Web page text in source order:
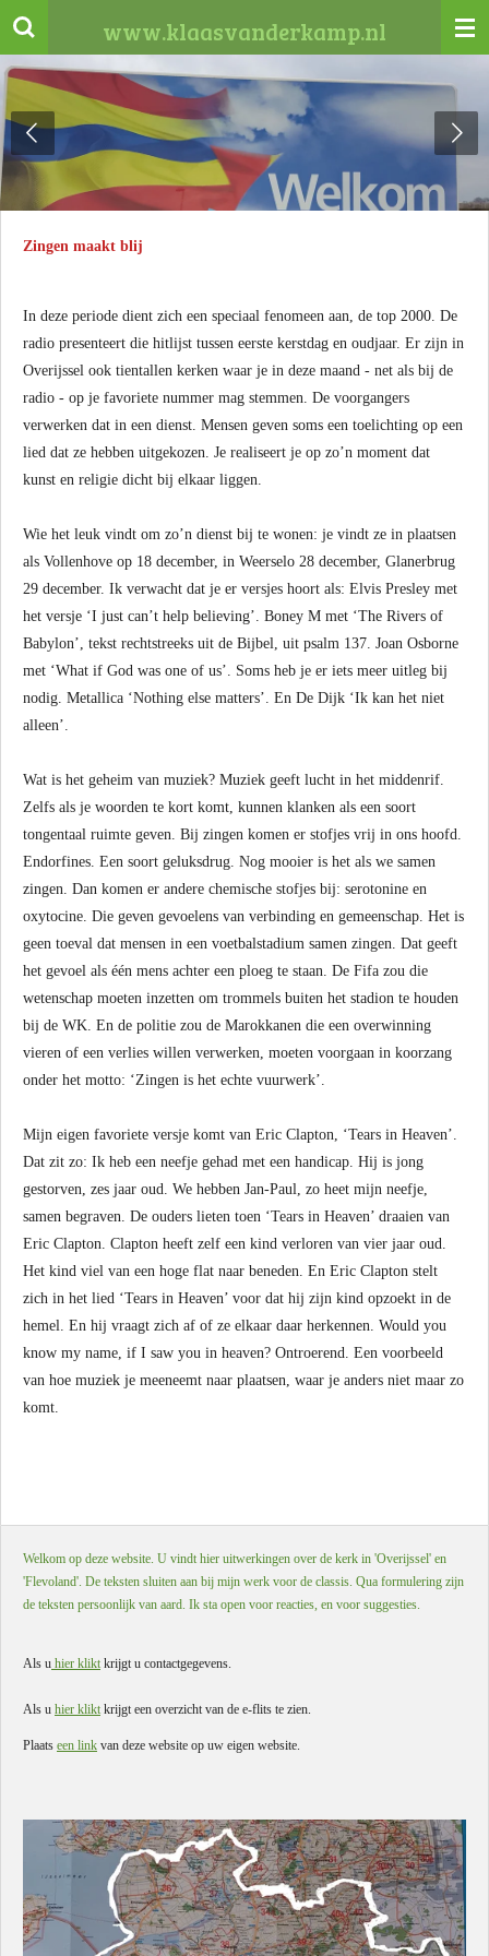
Ga
naar
hoofdinhoud
www.klaasvanderkamp.nl
Zingen maakt blij
In deze periode dient zich een speciaal fenomeen aan, de top 2000. De
radio presenteert die hitlijst tussen eerste kerstdag en oudjaar. Er zijn in
Overijssel ook tientallen kerken waar je in deze maand - net als bij de
radio - op je favoriete nummer mag stemmen. De voorgangers
verwerken dat in een dienst. Mensen geven soms een toelichting op een
lied dat ze hebben uitgekozen. Je realiseert je op zo’n moment dat
kunst en religie dicht bij elkaar liggen.
Wie het leuk vindt om zo’n dienst bij te wonen: je vindt ze in plaatsen
als Vollenhove op 18 december, in Weerselo 28 december, Glanerbrug
29 december. Ik verwacht dat je er versjes hoort als: Elvis Presley met
het versje ‘I just can’t help believing’. Boney M met ‘The Rivers of
Babylon’, tekst rechtstreeks uit de Bijbel, uit psalm 137. Joan Osborne
met ‘What if God was one of us’. Soms heb je er iets meer uitleg bij
nodig. Metallica ‘Nothing else matters’. En De Dijk ‘Ik kan het niet
alleen’.
Wat is het geheim van muziek? Muziek geeft lucht in het middenrif.
Zelfs als je woorden te kort komt, kunnen klanken als een soort
tongentaal ruimte geven. Bij zingen komen er stofjes vrij in ons hoofd.
Endorfines. Een soort geluksdrug. Nog mooier is het als we samen
zingen. Dan komen er andere chemische stofjes bij: serotonine en
oxytocine. Die geven gevoelens van verbinding en gemeenschap. Het is
geen toeval dat mensen in een voetbalstadium samen zingen. Dat geeft
het gevoel als één mens achter een ploeg te staan. De Fifa zou die
wetenschap moeten inzetten om trommels buiten het stadion te houden
bij de WK. En de politie zou de Marokkanen die een overwinning
vieren of een verlies willen verwerken, moeten voorgaan in koorzang
onder het motto: ‘Zingen is het echte vuurwerk’.
Mijn eigen favoriete versje komt van Eric Clapton, ‘Tears in Heaven’.
Dat zit zo: Ik heb een neefje gehad met een handicap. Hij is jong
gestorven, zes jaar oud. We hebben Jan-Paul, zo heet mijn neefje,
samen begraven. De ouders lieten toen ‘Tears in Heaven’ draaien van
Eric Clapton. Clapton heeft zelf een kind verloren van vier jaar oud.
Het kind viel van een hoge flat naar beneden. En Eric Clapton stelt
zich in het lied ‘Tears in Heaven’ voor dat hij zijn kind opzoekt in de
hemel. En hij vraagt zich af of ze elkaar daar herkennen. Would you
know my name, if I saw you in heaven? Ontroerend. Een voorbeeld
van hoe muziek je meeneemt naar plaatsen, waar je anders niet maar zo
komt.
Welkom op deze website. U vindt hier uitwerkingen over de kerk in 'Overijssel' en
'Flevoland'. De teksten sluiten aan bij mijn werk voor de classis. Qua formulering zijn
de teksten persoonlijk van aard. Ik sta open voor reacties, en voor suggesties.
Als u hier klikt krijgt u contactgegevens.
Als u hier klikt krijgt een overzicht van de e-flits te zien.
Plaats een link van deze website op uw eigen website.